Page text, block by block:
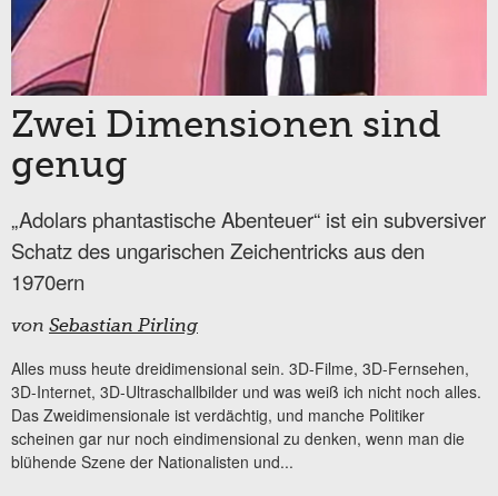
Zwei Dimensionen sind
genug
„Adolars phantastische Abenteuer“ ist ein subversiver
Schatz des ungarischen Zeichentricks aus den
1970ern
von Sebastian Pirling
Alles muss heute dreidimensional sein. 3D-Filme, 3D-Fernsehen,
3D-Internet, 3D-Ultraschallbilder und was weiß ich nicht noch alles.
Das Zweidimensionale ist verdächtig, und manche Politiker
scheinen gar nur noch eindimensional zu denken, wenn man die
blühende Szene der Nationalisten und...